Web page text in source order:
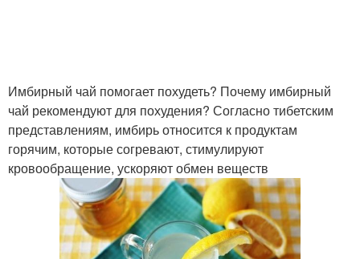
Имбирный чай помогает похудеть? Почему имбирный
чай рекомендуют для похудения? Согласно тибетским
представлениям, имбирь относится к продуктам
горячим, которые согревают, стимулируют
кровообращение, ускоряют обмен веществ